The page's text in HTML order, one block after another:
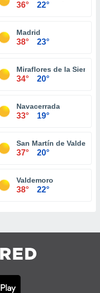
36° 22°
Madrid
38° 23°
Miraflores de la Sierra
34° 20°
Navacerrada
33° 19°
San Martín de
37° 20°
Valdemoro
38° 22°